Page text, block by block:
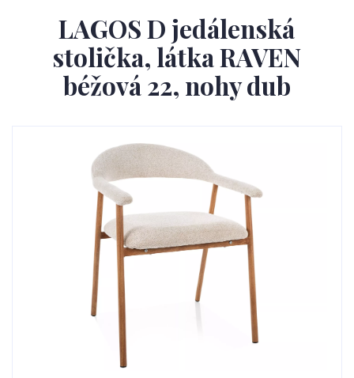
LAGOS D jedálenská
stolička, látka RAVEN
béžová 22, nohy dub